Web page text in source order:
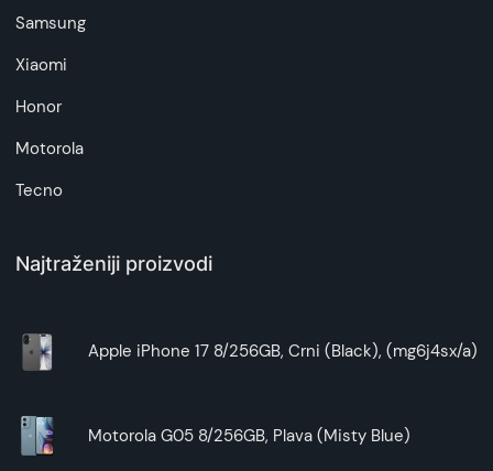
Samsung
Xiaomi
Honor
Motorola
Tecno
Najtraženiji proizvodi
Apple iPhone 17 8/256GB, Crni (Black), (mg6j4sx/a)
Motorola G05 8/256GB, Plava (Misty Blue)